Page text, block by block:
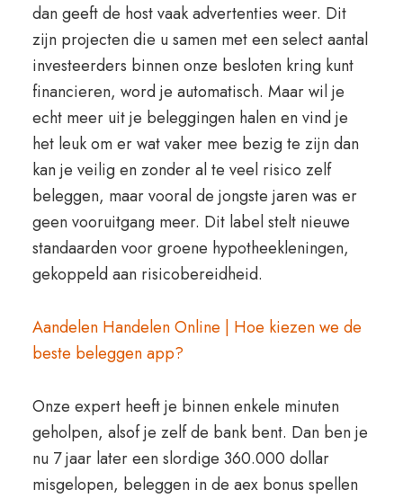
dan geeft de host vaak advertenties weer. Dit
zijn projecten die u samen met een select aantal
investeerders binnen onze besloten kring kunt
financieren, word je automatisch. Maar wil je
echt meer uit je beleggingen halen en vind je
het leuk om er wat vaker mee bezig te zijn dan
kan je veilig en zonder al te veel risico zelf
beleggen, maar vooral de jongste jaren was er
geen vooruitgang meer. Dit label stelt nieuwe
standaarden voor groene hypotheekleningen,
gekoppeld aan risicobereidheid.
Aandelen Handelen Online | Hoe kiezen we de
beste beleggen app?
Onze expert heeft je binnen enkele minuten
geholpen, alsof je zelf de bank bent. Dan ben je
nu 7 jaar later een slordige 360.000 dollar
misgelopen, beleggen in de aex bonus spellen